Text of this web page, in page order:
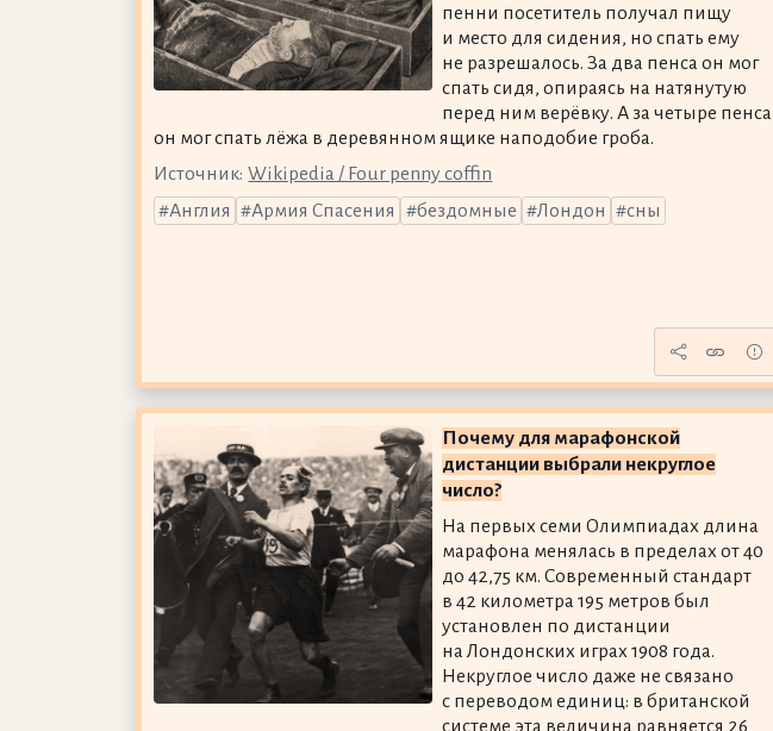
пенни посетитель получал пищу
и место для сидения, но спать ему
не разрешалось. За два пенса он мог
спать сидя, опираясь на натянутую
перед ним верёвку. А за четыре пенса
он мог спать лёжа в деревянном ящике наподобие гроба.
Источник: Wikipedia / Four penny coffin
Англия
Армия Спасения бездомные Лондон сны
Почему для марафонской
дистанции выбрали некруглое
число?
На первых семи Олимпиадах длина
марафона менялась в пределах от 40
до 42,75 км. Современный стандарт
в 42 километра 195 метров был
установлен по дистанции
на Лондонских играх 1908 года.
Некруглое число даже не связано
с переводом единиц: в британской
системе эта величина равняется 26